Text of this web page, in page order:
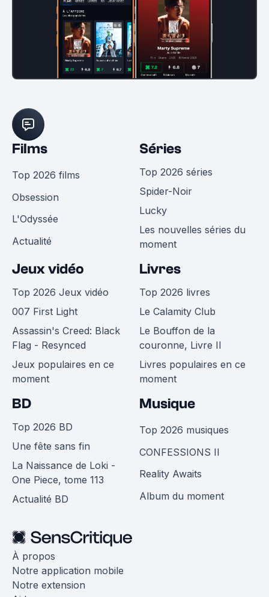
Films
Top 2026 films
Obsession
L'Odyssée
Actualité
Séries
Top 2026 séries
Spider-Noir
Lucky
Les nouvelles séries du
moment
Jeux vidéo
Top 2026 Jeux vidéo
007 First Light
Assassin's Creed: Black
Flag - Resynced
Jeux populaires en ce
moment
Livres
Top 2026 livres
Le Calamity Club
Le Bouffon de la
couronne, Livre II
Livres populaires en ce
moment
BD
Top 2026 BD
Une fête sans fin
La Naissance de Loki -
One Piece, tome 113
Actualité BD
Musique
Top 2026 musiques
CONFESSIONS II
Reality Awaits
Album du moment
À propos
Notre application mobile
Notre extension